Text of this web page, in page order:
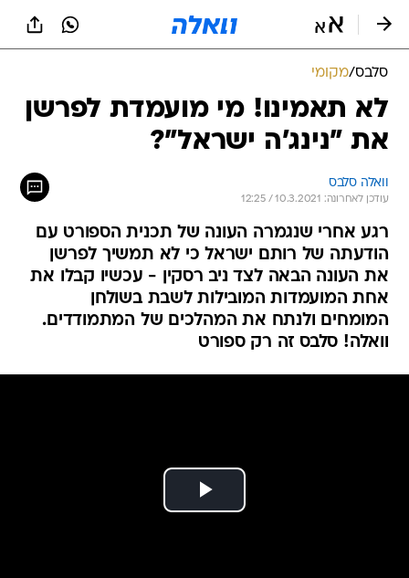
סלבס/מקומי
לא תאמינו! מי מועמדת לפרשן
את "נינג'ה ישראל"?
וואלה סלבס
עודכן לאחרונה: 10.3.2021 / 12:25
רגע אחרי שנגמרה העונה של תכנית הספורט עם
הודעתה של רותם ישראל כי לא תמשיך לפרשן
את העונה הבאה לצד ניב רסקין - עכשיו קבלו את
אחת המועמדות המובילות לשבת בשולחן
המומחים ולנתח את המהלכים של המתמודדים.
וואלה! סלבס זה רק ספורט